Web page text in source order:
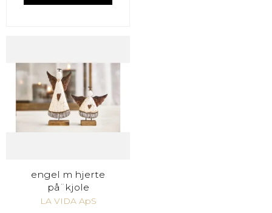
engel m hjerte
på¨kjole
LA VIDA ApS